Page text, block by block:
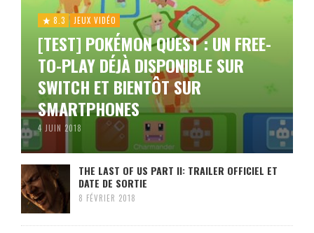
8.3 JEUX VIDÉO
[TEST] POKÉMON QUEST : UN FREE-
TO-PLAY DÉJÀ DISPONIBLE SUR
SWITCH ET BIENTÔT SUR
SMARTPHONES
4 JUIN 2018
THE LAST OF US PART II: TRAILER OFFICIEL ET
DATE DE SORTIE
8 FÉVRIER 2018